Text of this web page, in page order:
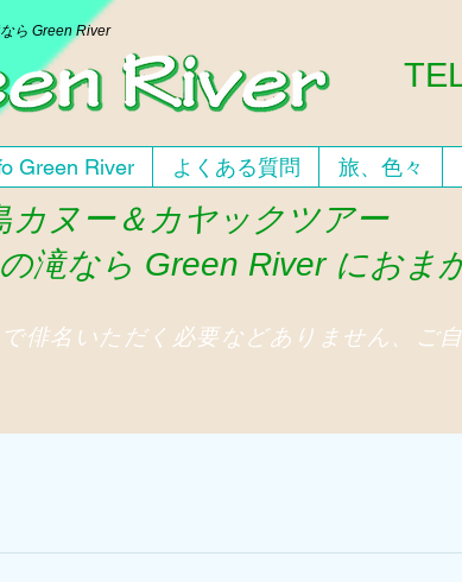
ら Green River
Green River よくある質問 旅、色々
カヌー＆カヤックツアー
滝なら Green River におま
俳名いただく必要などありません、ご